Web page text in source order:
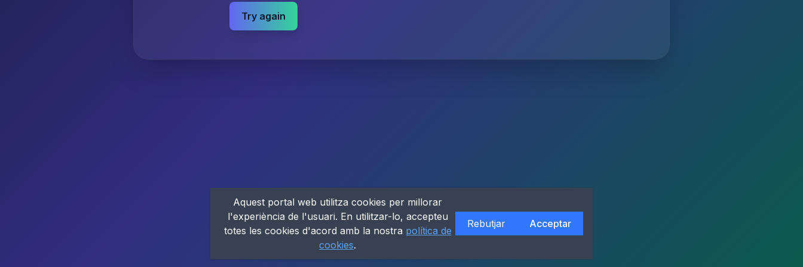
Try again
Aquest portal web utilitza cookies per millorar
l'experiència de l'usuari. En utilitzar-lo, accepteu
totes les cookies d'acord amb la nostra política de
cookies.
Rebutjar Acceptar